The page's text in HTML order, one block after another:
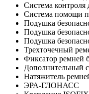
Система
Система помощи
Подушка
Подушка
Подушка
Трехточечный
Фиксатор ремней
Дополнительный
Натяжитель
ЭРА-ГЛОНАСС